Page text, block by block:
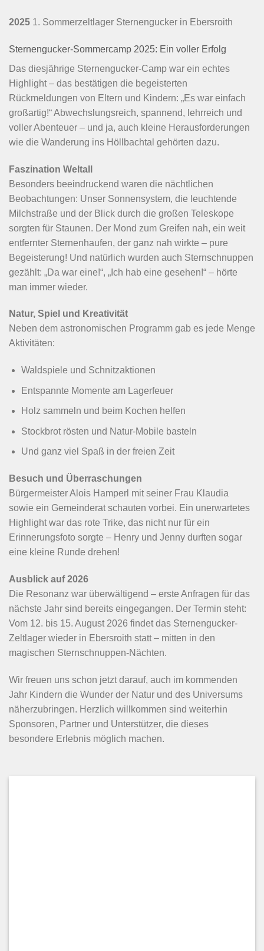
Die Resonanz war überwältigend – erste Anfragen für das
Vom 12. bis 15. August 2026 findet das Sternengucker-
Zeltlager wieder in Ebersroith statt – mitten in den
magischen Sternschnuppen-Nächten.
Wir freuen uns schon jetzt darauf, auch im kommenden
Jahr Kindern die Wunder der Natur und des Universums
näherzubringen. Herzlich willkommen sind weiterhin
besondere Erlebnis möglich machen.